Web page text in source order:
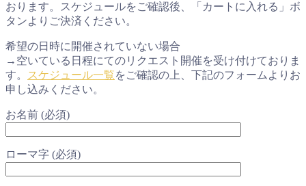
おります。スケジュールをご確認後、「カートに入れる」ボ
タンよりご決済ください。
希望の日時に開催されていない場合
→空いている日程にてのリクエスト開催を受け付けておりま
す。
スケジュール一覧をご確認の上、下記のフォームよりお
申し込みください。
お名前 (必須)
ローマ字 (必須)